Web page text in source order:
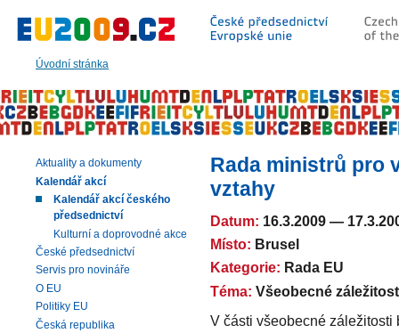
Úvodní stránka
hlavní
|
navigaci
|
vyhledávání
Rada ministrů pro
vztahy
Datum: 16.3.2009 —
Místo: Brusel
Kategorie: Rada EU
Téma: Všeobecné
V části všeobecné
Aktuality a dokumenty
Kalendář akcí
Kalendář akcí českého
předsednictví
Kulturní a doprovodné akce
České předsednictví
Servis pro novináře
O EU
Politiky EU
Česká republika